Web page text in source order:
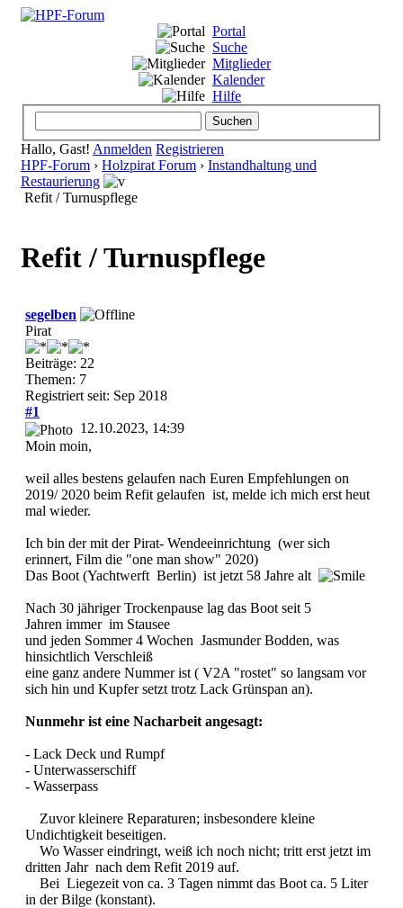
Portal
Suche
Mitglieder
Kalender
Hilfe
Hallo, Gast! Anmelden Registrieren
HPF-Forum › Holzpirat Forum › Instandhaltung und
Restaurierung
Refit / Turnuspflege
Refit / Turnuspflege
segelben
Pirat
Beiträge: 22
Themen: 7
Registriert seit: Sep 2018
#1
12.10.2023, 14:39
Moin moin,
weil alles bestens gelaufen nach Euren Empfehlungen on
2019/ 2020 beim Refit gelaufen ist, melde ich mich erst heut
mal wieder.
Ich bin der mit der Pirat- Wendeeinrichtung (wer sich
erinnert, Film die "one man show" 2020)
Das Boot (Yachtwerft Berlin) ist jetzt 58 Jahre alt
Nach 30 jähriger Trockenpause lag das Boot seit 5
Jahren immer im Stausee
und jeden Sommer 4 Wochen Jasmunder Bodden, was
hinsichtlich Verschleiß
eine ganz andere Nummer ist ( V2A "rostet" so langsam vor
sich hin und Kupfer setzt trotz Lack Grünspan an).
Nunmehr ist eine Nacharbeit angesagt:
- Lack Deck und Rumpf
- Unterwasserschiff
- Wasserpass
Zuvor kleinere Reparaturen; insbesondere kleine
Undichtigkeit beseitigen.
Wo Wasser eindringt, weiß ich noch nicht; tritt erst jetzt im
dritten Jahr nach dem Refit 2019 auf.
Bei Liegezeit von ca. 3 Tagen nimmt das Boot ca. 5 Liter
in der Bilge (konstant).